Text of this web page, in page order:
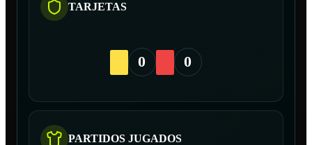
TARJETAS
0 0
PARTIDOS JUGADOS